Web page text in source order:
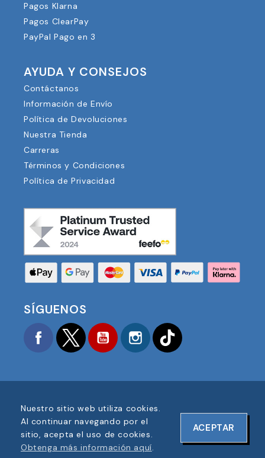
Pagos Klarna
Pagos ClearPay
PayPal Pago en 3
AYUDA Y CONSEJOS
Contáctanos
Información de Envío
Política de Devoluciones
Nuestra Tienda
Carreras
Términos y Condiciones
Política de Privacidad
SÍGUENOS
FacebookTwitter YouTubeInstagram
COPYRIGHT © 2025 FOOTBALL AMERICA UK TODOS
LOS DERECHOS RESERVADOS
NÚMERO DE REGISTRO DE EMPRESA: 06354287
DISEÑO DE SITIO WEB PORONELINE DESIGNS
Nuestro sitio web utiliza cookies.
Al continuar navegando por el
sitio, acepta el uso de cookies.
Obtenga más información aquí.
ACEPTAR